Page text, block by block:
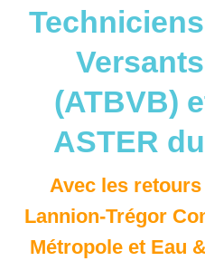
(ATBVB)
ASTER
Avec les retours
Lannion-Trégor
Métropole et Eau